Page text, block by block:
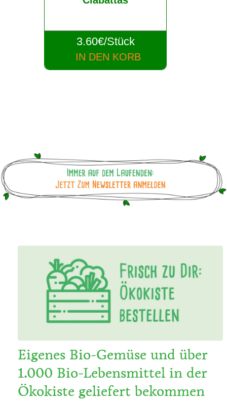
Eigenes Bio-Gemüse und über
1.000 Bio-Lebensmittel in der
Ökokiste geliefert bekommen